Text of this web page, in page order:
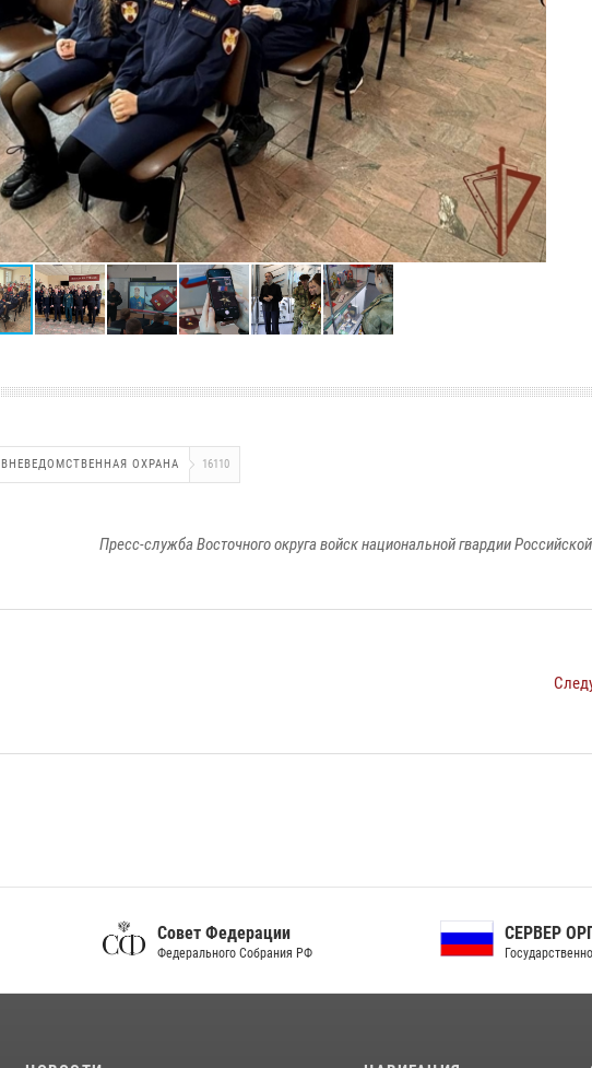
ВНЕВЕДОМСТВЕННАЯ ОХРАНА 16110
Пресс-служба Восточного округа войск национальной гвардии
Совет Федерации
Федерального Собрания РФ
СЕРВЕР ОРГАНОВ
Государственной власти РФ